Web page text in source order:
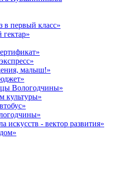
в первый класс»
малыш!»
Вологодчины»
культуры»
искусств - вектор развития»